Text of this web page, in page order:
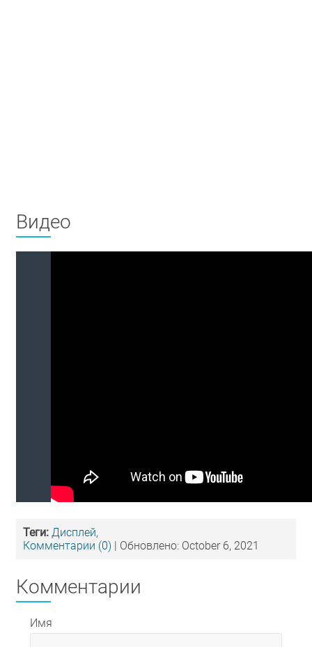
Видео
Теги: Дисплей,
Комментарии (0) | Обновлено: October 6, 2021
Комментарии
Имя